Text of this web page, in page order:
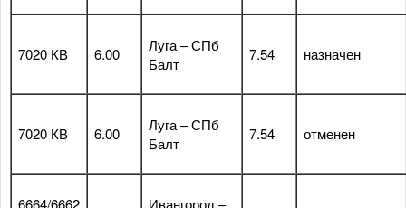
7020 КВ 6.00
Луга – СПб
Балт
7.54 назначен
7020 КВ 6.00
Луга – СПб
Балт
7.54 отменен
6664/6662
Ивангород –